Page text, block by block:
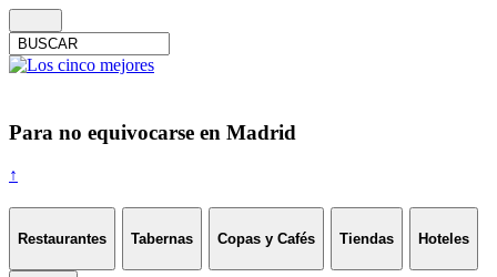
Para no equivocarse en Madrid
↑
Restaurantes Tabernas Copas y Cafés Tiendas Hoteles